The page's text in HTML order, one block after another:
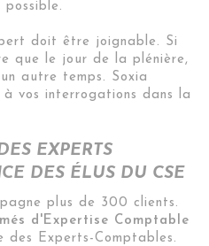
doit être joignable. Si
que le jour de la plénière,
autre temps. Soxia
vos interrogations dans la
EXPERTS
DES ÉLUS DU CSE
plus de 300 clients.
d'Expertise Comptable
Experts-Comptables.